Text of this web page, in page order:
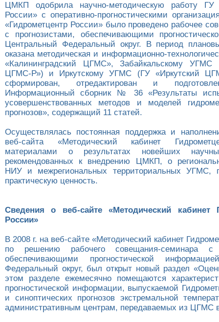
ЦМКП одобрила научно-методическую работу ГУ
России» с оперативно-прогностическими
«Гидрометцентр России» было проведено рабочее
с прогнозистами, обеспечивающими
Центральный Федеральный округ. В период
оказана методическая и информационно-
«Калининградский ЦГМС», Забайкальскому УГМС
ЦГМС-Р») и Иркутскому УГМС (ГУ «Иркутский
сформирован, отредактирован и
Информационный сборник № 36 «Результаты
усовершенствованных методов и моделей
прогнозов», содержащий 11 статей.
Осуществлялась постоянная поддержка и
веб-сайта «Методический кабинет
материалами о результатах новейших
рекомендованных к внедрению ЦМКП, о
НИУ и межрегиональных территориальных УГМС,
практическую ценность.
Сведения о веб-сайте «Методический кабинет
России»
В 2008 г. на веб-сайте «Методический кабинет
по решению рабочего совещания-семинара с
обеспечивающими прогностической
Федеральный округ, был открыт новый раздел
этом разделе ежемесячно помещаются
прогностической информации, выпускаемой
и синоптических прогнозов экстремальной
административным центрам, передаваемых из ЦГМС